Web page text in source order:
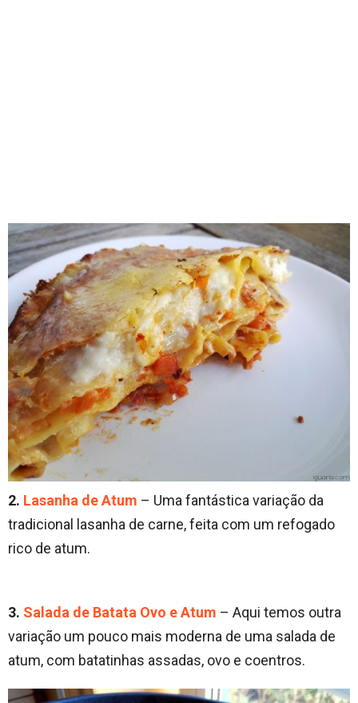
2. Lasanha de Atum – Uma fantástica variação da
tradicional lasanha de carne, feita com um refogado
rico de atum.
3. Salada de Batata Ovo e Atum – Aqui temos outra
variação um pouco mais moderna de uma salada de
atum, com batatinhas assadas, ovo e coentros.